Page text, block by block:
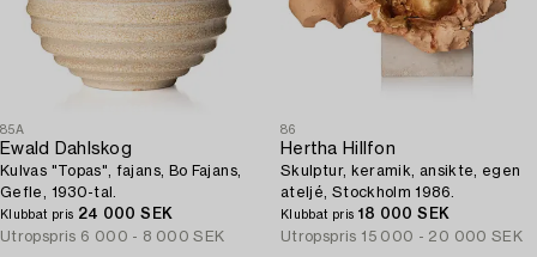
85A
Ewald Dahlskog
Kulvas "Topas", fajans, Bo Fajans,
Gefle, 1930-tal.
Klubbat pris 24 000 SEK
Utropspris 6 000 - 8 000 SEK
86
Hertha Hillfon
Skulptur, keramik, ansikte, egen
ateljé, Stockholm 1986.
Klubbat pris 18 000 SEK
Utropspris 15 000 - 20 000 SEK